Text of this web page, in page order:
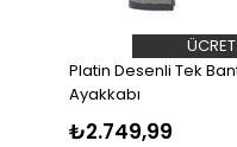
Platin Desenli Tek
Ayakkabı
₺2.749,99